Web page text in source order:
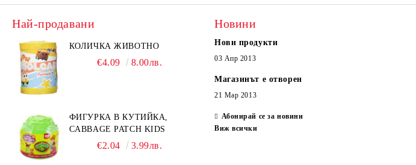
Най-продавани
КОЛИЧКА ЖИВОТНО
€4.09 8.00лв.
ФИГУРКА В КУТИЙКА,
CABBAGE PATCH KIDS
€2.04 3.99лв.
Новини
Нови продукти
03 Апр 2013
Магазинът е отворен
21 Мар 2013
Абонирай се за новини
Виж всички